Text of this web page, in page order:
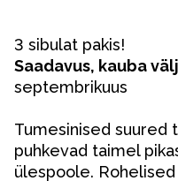
3 sibulat pakis!
Saadavus, kauba
septembrikuus
Tumesinised suured
puhkevad taimel
ülespoole.